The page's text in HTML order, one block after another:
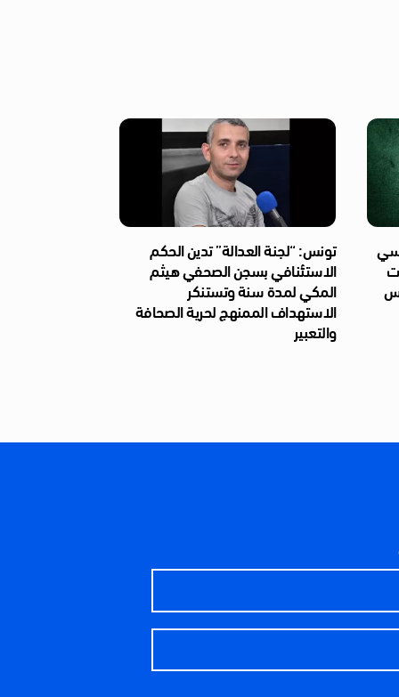
تونس: “لجنة العدالة” تدين الحكم
الاستئنافي بسجن الصحفي هيثم
المكي لمدة سنة وتستنكر
الاستهداف الممنهج لحرية الصحافة
والتعبير